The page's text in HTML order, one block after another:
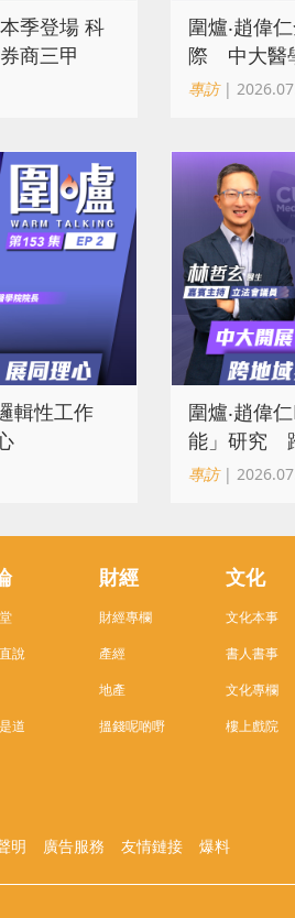
季登場 科
商三甲
圍爐‧趙偉
際 中大醫
專訪|
輯性工作
圍爐‧趙偉
能」研究
章
專訪|
說
道
財經
財經專欄
產經
地產
搵錢呢啲嘢
文化
文化本事
書人書事
文化專欄
樓上戲院
明 廣告服務 友情鏈接 爆料